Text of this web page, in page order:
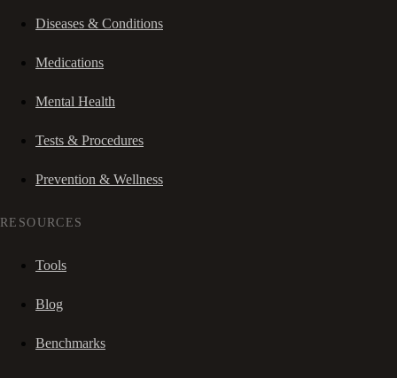
Diseases & Conditions
Medications
Mental Health
Tests & Procedures
Prevention & Wellness
RESOURCES
Tools
Blog
Benchmarks